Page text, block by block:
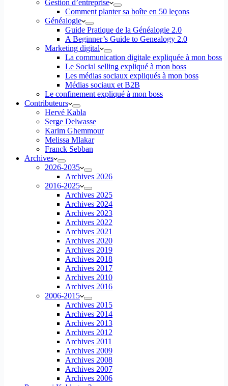
Gestion d’entreprise
Comment planter sa boîte en 50 leçons
Généalogie
Guide Pratique de la Généalogie 2.0
A Beginner’s Guide to Genealogy 2.0
Marketing digital
La communication digitale expliquée à mon boss
Le Social selling expliqué à mon boss
Les médias sociaux expliqués à mon boss
Médias sociaux et B2B
Le confinement expliqué à mon boss
Contributeurs
Hervé Kabla
Serge Delwasse
Karim Ghemmour
Melissa Mlakar
Franck Sebban
Archives
2026-2035
Archives 2026
2016-2025
Archives 2025
Archives 2024
Archives 2023
Archives 2022
Archives 2021
Archives 2020
Archives 2019
Archives 2018
Archives 2017
Archives 2010
Archives 2016
2006-2015
Archives 2015
Archives 2014
Archives 2013
Archives 2012
Archives 2011
Archives 2009
Archives 2008
Archives 2007
Archives 2006